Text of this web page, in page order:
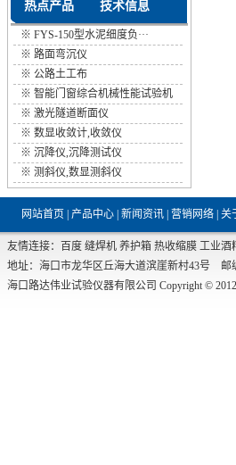
热点产品 技术信息
※ FYS-150型水泥细度负···
※ 路面弯沉仪
※ 公路土工布
※ 智能门窗综合机械性能试验机
※ 激光隧道断面仪
※ 数显收敛计,收敛仪
※ 沉降仪,沉降测试仪
※ 测斜仪,数显测斜仪
网站首页 产品中心 新闻资讯 营销网络 关
友情连接： 百度 缝焊机 养护箱 热收缩膜 工业酒
地址：海口市龙华区丘海大道滨崖新村43号 邮
海口路达伟业试验仪器有限公司 Copyright ©